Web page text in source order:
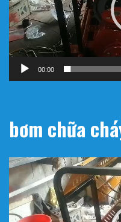
00:00
bơm chữa
Trình
chơi
Video